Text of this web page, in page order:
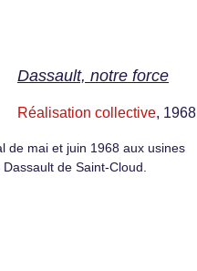
Dassault, notre force
Réalisation collective, 1968
de mai et juin 1968 aux usines
de Saint-Cloud.